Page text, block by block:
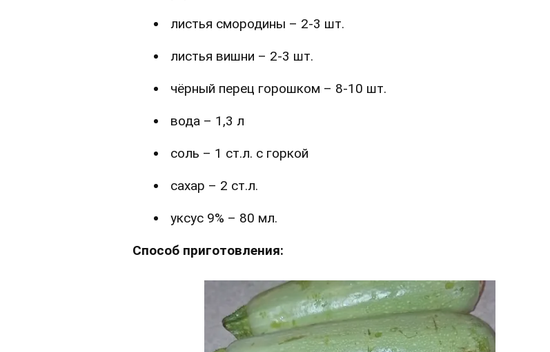
листья смородины – 2-3 шт.
листья вишни – 2-3 шт.
чёрный перец горошком – 8-10 шт.
вода – 1,3 л
соль – 1 ст.л. с горкой
сахар – 2 ст.л.
уксус 9% – 80 мл.
Способ приготовления: